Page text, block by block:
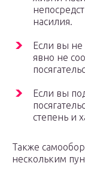
насилия.
Если вы
явно не
Если вы
степень и
Также
нескольким